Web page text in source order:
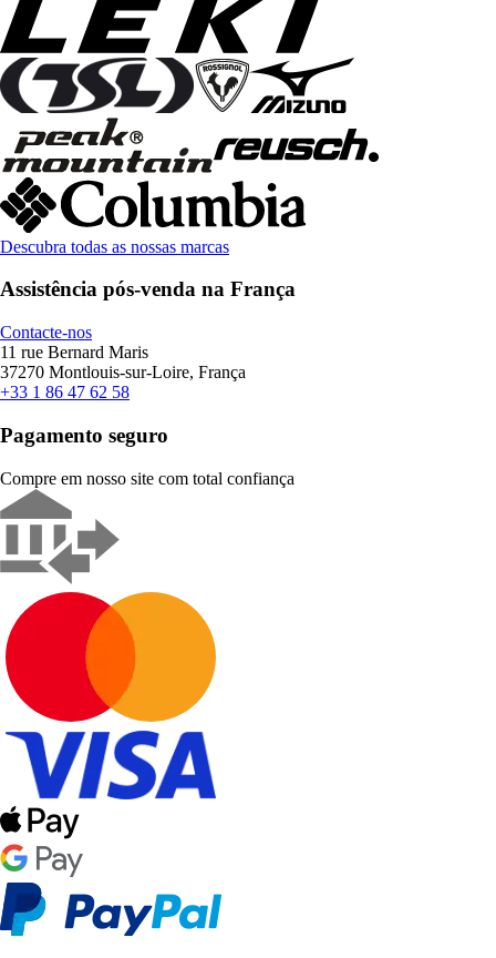
Descubra todas as nossas marcas
Assistência pós-venda na França
Contacte-nos
11 rue Bernard Maris
37270 Montlouis-sur-Loire, França
+33 1 86 47 62 58
Pagamento seguro
Compre em nosso site com total confiança